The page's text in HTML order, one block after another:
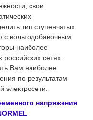
свои
тип ступенчатых
с вольтодобавочным
наиболее
сетях.
Вам наиболее
по результатам
напряжения